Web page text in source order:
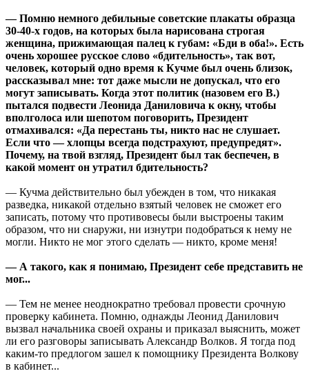
— Помню немного дебильные советские плакаты образца
30-40-х годов, на которых была нарисована строгая
женщина, прижимающая палец к губам: «Бди в оба!». Есть
очень хорошее русское слово «бдительность», так вот,
человек, который одно время к Кучме был очень близок,
рассказывал мне: тот даже мысли не допускал, что его
могут записывать. Когда этот политик (назовем его В.)
пытался подвести Леонида Даниловича к окну, чтобы
вполголоса или шепотом поговорить, Президент
отмахивался: «Да перестань ты, никто нас не слушает.
Если что — хлопцы всегда подстрахуют, предупредят».
Почему, на твой взгляд, Президент был так беспечен, в
какой момент он утратил бдительность?
— Кучма действительно был убежден в том, что никакая
разведка, никакой отдельно взятый человек не сможет его
записать, потому что противовесы были выстроены таким
образом, что ни снаружи, ни изнутри подобраться к нему не
могли. Никто не мог этого сделать — никто, кроме меня!
— А такого, как я понимаю, Президент себе представить не
мог...
— Тем не менее неоднократно требовал провести срочную
проверку кабинета. Помню, однажды Леонид Данилович
вызвал начальника своей охраны и приказал выяснить, может
ли его разговоры записывать Александр Волков. Я тогда под
каким-то предлогом зашел к помощнику Президента Волкову
в кабинет...